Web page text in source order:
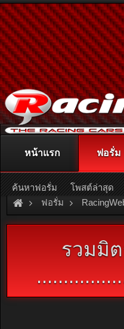
ติดต่อลงโฆษณา
หรืออ่านรายล
ฟอรั่ม
Racing Forum (Cars
รวมมิ
หน้าแรก ฟอรั่ม
ค้นหาฟอรั่ม โพสต์ล่าสุด